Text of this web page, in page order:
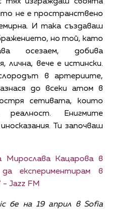
не е пространствено
И така създаваш
но той, като
осезаем, добива
лична, вече е истински.
в артериите,
до всеки атом в
сетивата, които
Енигмите
Ти започваш
Мирослава Кацарова в
да експериментирам в
Jazz FM
бе на 19 април в Sofia